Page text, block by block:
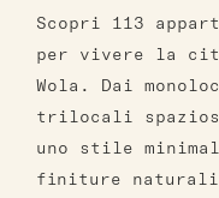
Scopri 113
per vivere la
Wola. Dai
trilocali
uno stile
finiture naturali